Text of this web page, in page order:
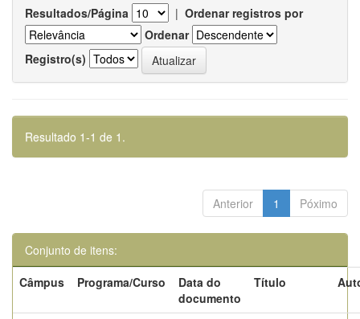
Resultados/Página | Ordenar registros por
Ordenar
Registro(s)
Resultado 1-1 de 1.
Anterior 1 Póximo
Conjunto de itens:
Câmpus
Programa/Curso
Data do
documento
Título